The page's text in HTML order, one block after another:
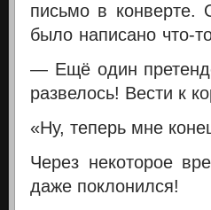
письмо в конверте.
было написано что-
— Ещё один
развелось! Вести к
«Ну, теперь мне
Через некоторое
даже поклонился!